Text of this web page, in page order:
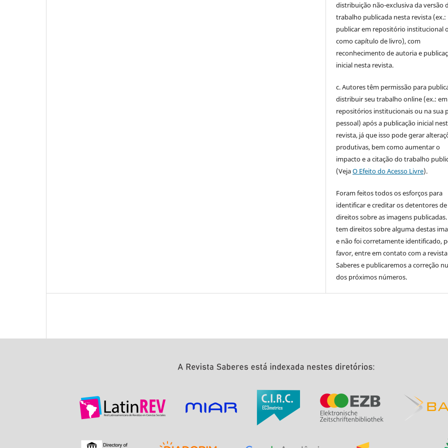
distribuição não-exclusiva da versão
trabalho publicada nesta revista (ex.:
publicar em repositório institucional
como capítulo de livro), com
reconhecimento de autoria e
inicial nesta revista.
c. Autores têm permissão para
distribuir seu trabalho online (ex.: em
repositórios institucionais ou na sua
pessoal) após a publicação inicial
revista, já que isso pode gerar
produtivas, bem como aumentar o
impacto e a citação do trabalho
(VejaO Efeito do Acesso Livre).
Foram feitos todos os esforços para
identificar e creditar os detentores de
direitos sobre as imagens publicadas.
tem direitos sobre alguma destas
e não foi corretamente identificado,
favor, entre em contato com a revista
Saberes e publicaremos a correção
dos próximos números.